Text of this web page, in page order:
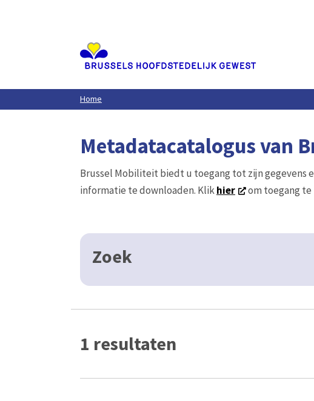
Home
Metadatacatalogus van
Brussel Mobiliteit biedt u toegang tot zijn gegevens
informatie te downloaden. Klikhier om toegang
Zoek
1 resultaten